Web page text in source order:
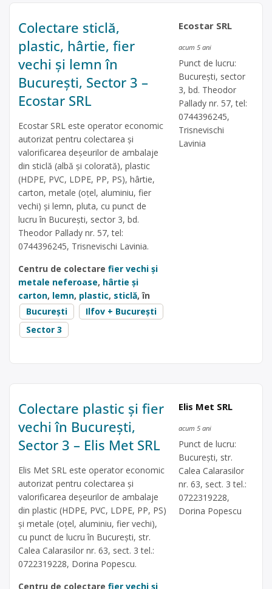
Colectare sticlă,
plastic, hârtie, fier
vechi și lemn în
București, Sector 3 –
Ecostar SRL
Ecostar SRL este operator economic
autorizat pentru colectarea și
valorificarea deșeurilor de ambalaje
din sticlă (albă și colorată), plastic
(HDPE, PVC, LDPE, PP, PS), hârtie,
carton, metale (oțel, aluminiu, fier
vechi) și lemn, pluta, cu punct de
lucru în București, sector 3, bd.
Theodor Pallady nr. 57, tel:
0744396245, Trisnevischi Lavinia.
Centru de colectare fier vechi și
metale neferoase, hârtie și
carton, lemn, plastic, sticlă, în
București
Ilfov + București
Sector 3
Ecostar SRL
acum 5 ani
Punct de lucru:
București, sector
3, bd. Theodor
Pallady nr. 57, tel:
0744396245,
Trisnevischi
Lavinia
Colectare plastic și fier
vechi în București,
Sector 3 – Elis Met SRL
Elis Met SRL este operator economic
autorizat pentru colectarea și
valorificarea deșeurilor de ambalaje
din plastic (HDPE, PVC, LDPE, PP, PS)
și metale (oțel, aluminiu, fier vechi),
cu punct de lucru în București, str.
Calea Calarasilor nr. 63, sect. 3 tel.:
0722319228, Dorina Popescu.
Centru de colectare fier vechi și
Elis Met SRL
acum 5 ani
Punct de lucru:
București, str.
Calea Calarasilor
nr. 63, sect. 3 tel.:
0722319228,
Dorina Popescu